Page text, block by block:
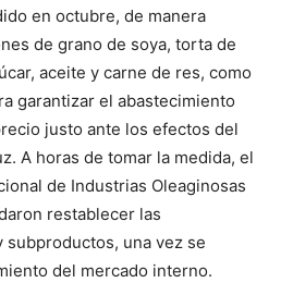
en octubre, de manera
de grano de soya, torta de
aceite y carne de res, como
garantizar el abastecimiento
justo ante los efectos del
A horas de tomar la medida, el
de Industrias Oleaginosas
restablecer las
una vez se
del mercado interno.